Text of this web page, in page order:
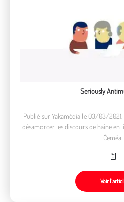
Seriously
Publié sur Yakamédia le 03/03/
désamorcer les discours de haine en
Ceméa.
Voir